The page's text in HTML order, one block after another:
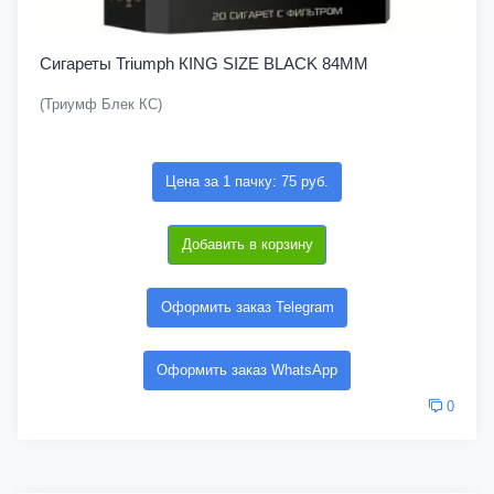
Сигареты Triumph КING SIZE BLACK 84MM
(Триумф Блек КС)
Цена за 1 пачку: 75 руб.
Добавить в корзину
Оформить заказ Telegram
Оформить заказ WhatsApp
0